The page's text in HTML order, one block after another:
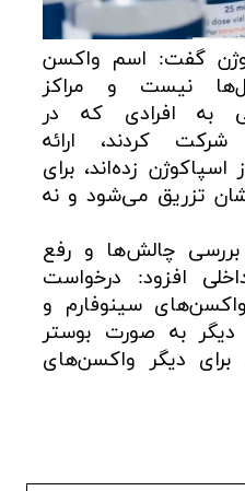
گفت: اسم واکسن
نیست و مراکز
به افرادی که در
شرکت کردند، ارائه
زده‌اند، برای
تزریق می‌شود و نه
چالش‌ها و رفع
افزود: درخواست
سینوفارم و
دیگر به صورت بوستر
دیگر واکسن‌های